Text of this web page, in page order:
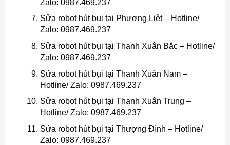
Zalo: 0987.469.237
Sửa robot hút bụi tại Phương Liệt – Hotline/
Zalo: 0987.469.237
Sửa robot hút bụi tại Thanh Xuân Bắc – Hotline/
Zalo: 0987.469.237
Sửa robot hút bụi tại Thanh Xuân Nam –
Hotline/ Zalo: 0987.469.237
Sửa robot hút bụi tại Thanh Xuân Trung –
Hotline/ Zalo: 0987.469.237
Sửa robot hút bụi tại Thượng Đình – Hotline/
Zalo: 0987.469.237